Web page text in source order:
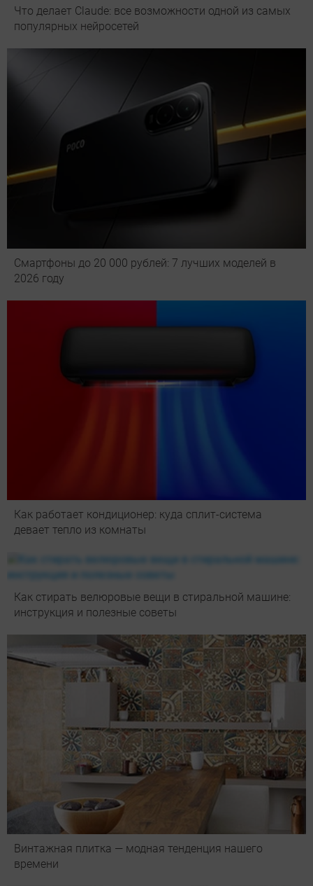
Что делает Сlaude: все возможности одной из самых
популярных нейросетей
Смартфоны до 20 000 рублей: 7 лучших моделей в
2026 году
Как работает кондиционер: куда сплит-система
девает тепло из комнаты
Как стирать велюровые вещи в стиральной машине:
инструкция и полезные советы
Винтажная плитка — модная тенденция нашего
времени